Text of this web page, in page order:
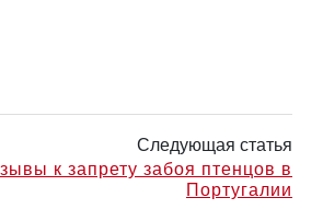
Следующая статья
к запрету забоя птенцов в
Португалии